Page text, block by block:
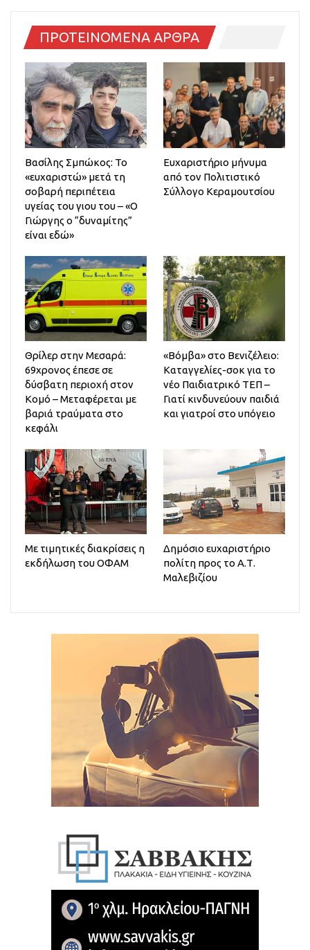
ΠΡΟΤΕΙΝΟΜΕΝΑ ΑΡΘΡΑ
Βασίλης Σμπώκος: Το
«ευχαριστώ» μετά τη
σοβαρή περιπέτεια
υγείας του γιου του – «Ο
Γιώργης ο “δυναμίτης”
είναι εδώ»
Ευχαριστήριο μήνυμα
από τον Πολιτιστικό
Σύλλογο Κεραμουτσίου
Θρίλερ στην Μεσαρά:
69χρονος έπεσε σε
δύσβατη περιοχή στον
Κομό – Μεταφέρεται με
βαριά τραύματα στο
κεφάλι
«Βόμβα» στο Βενιζέλειο:
Καταγγελίες-σοκ για το
νέο Παιδιατρικό ΤΕΠ –
Γιατί κινδυνεύουν παιδιά
και γιατροί στο υπόγειο
Με τιμητικές διακρίσεις η
εκδήλωση του ΟΦΑΜ
Δημόσιο ευχαριστήριο
πολίτη προς το Α.Τ.
Μαλεβιζίου